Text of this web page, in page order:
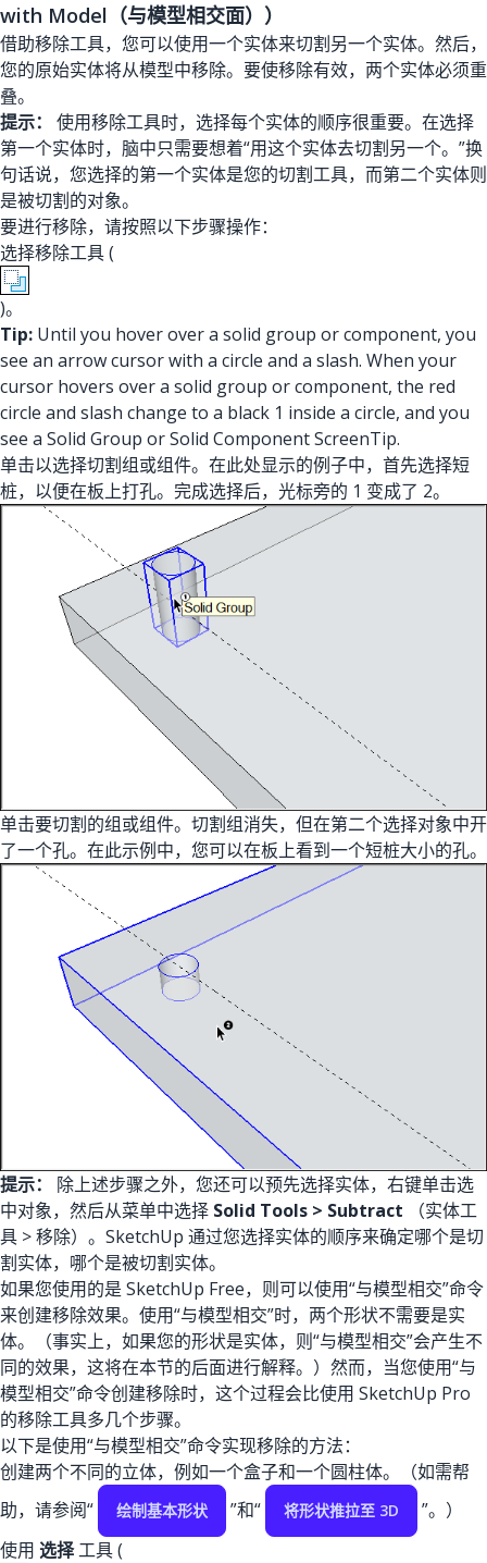
with Model（与模型相交面））
借助移除工具，您可以使用一个实体来切割另一个实体。然后，
您的原始实体将从模型中移除。要使移除有效，两个实体必须重
叠。
提示：
使用移除工具时，选择每个实体的顺序很重要。在选择
第一个实体时，脑中只需要想着“用这个实体去切割另一个。”换
句话说，您选择的第一个实体是您的切割工具，而第二个实体则
是被切割的对象。
要进行移除，请按照以下步骤操作：
选择移除工具 (
)。
Tip: Until you hover over a solid group or component, you
see an arrow cursor with a circle and a slash. When your
cursor hovers over a solid group or component, the red
circle and slash change to a black 1 inside a circle, and you
see a Solid Group or Solid Component ScreenTip.
单击以选择切割组或组件。在此处显示的例子中，首先选择短
桩，以便在板上打孔。完成选择后，光标旁的 1 变成了 2。
单击要切割的组或组件。切割组消失，但在第二个选择对象中开
了一个孔。在此示例中，您可以在板上看到一个短桩大小的孔。
提示：
除上述步骤之外，您还可以预先选择实体，右键单击选
中对象，然后从菜单中选择 Solid Tools > Subtract （实体工
具 > 移除）。SketchUp 通过您选择实体的顺序来确定哪个是切
割实体，哪个是被切割实体。
如果您使用的是 SketchUp Free，则可以使用“与模型相交”命令
来创建移除效果。使用“与模型相交”时，两个形状不需要是实
体。（事实上，如果您的形状是实体，则“与模型相交”会产生不
同的效果，这将在本节的后面进行解释。）然而，当您使用“与
模型相交”命令创建移除时，这个过程会比使用 SketchUp Pro
的移除工具多几个步骤。
以下是使用“与模型相交”命令实现移除的方法：
创建两个不同的立体，例如一个盒子和一个圆柱体。（如需帮
助，请参阅“
绘制基本形状 ”和“ 将形状推拉至 3D
”。）
使用 选择工具 (